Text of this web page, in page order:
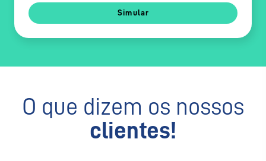
Simular
O que dizem os nossos
clientes!